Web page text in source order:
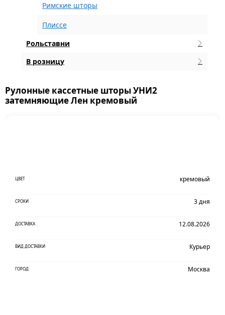
Римские шторы
Плиссе
Рольставни
В розницу
Рулонные кассетные шторы УНИ2
затемняющие Лен кремовый
ЦВЕТ кремовый
СРОКИ 3 дня
ДОСТАВКА 12.08.2026
ВИД ДОСТАВКИ Курьер
ГОРОД Москва